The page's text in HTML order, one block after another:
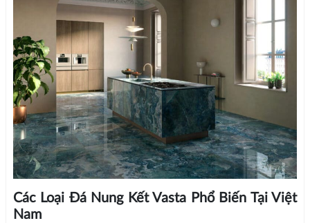
Các Loại Đá Nung Kết Vasta Phổ Biến Tại Việt
Nam